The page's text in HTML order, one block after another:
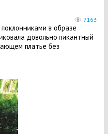
7163
в образе
довольно пикантный
платье без